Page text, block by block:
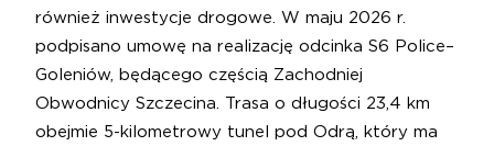
również inwestycje drogowe. W maju 2026 r.
podpisano umowę na realizację odcinka S6 Police–
Goleniów, będącego częścią Zachodniej
Obwodnicy Szczecina. Trasa o długości 23,4 km
obejmie 5-kilometrowy tunel pod Odrą, który ma